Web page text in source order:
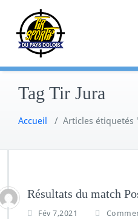
content
Tag Tir Jura
Accueil / Articles étiquetés
Résultats du match
Fév 7,2021